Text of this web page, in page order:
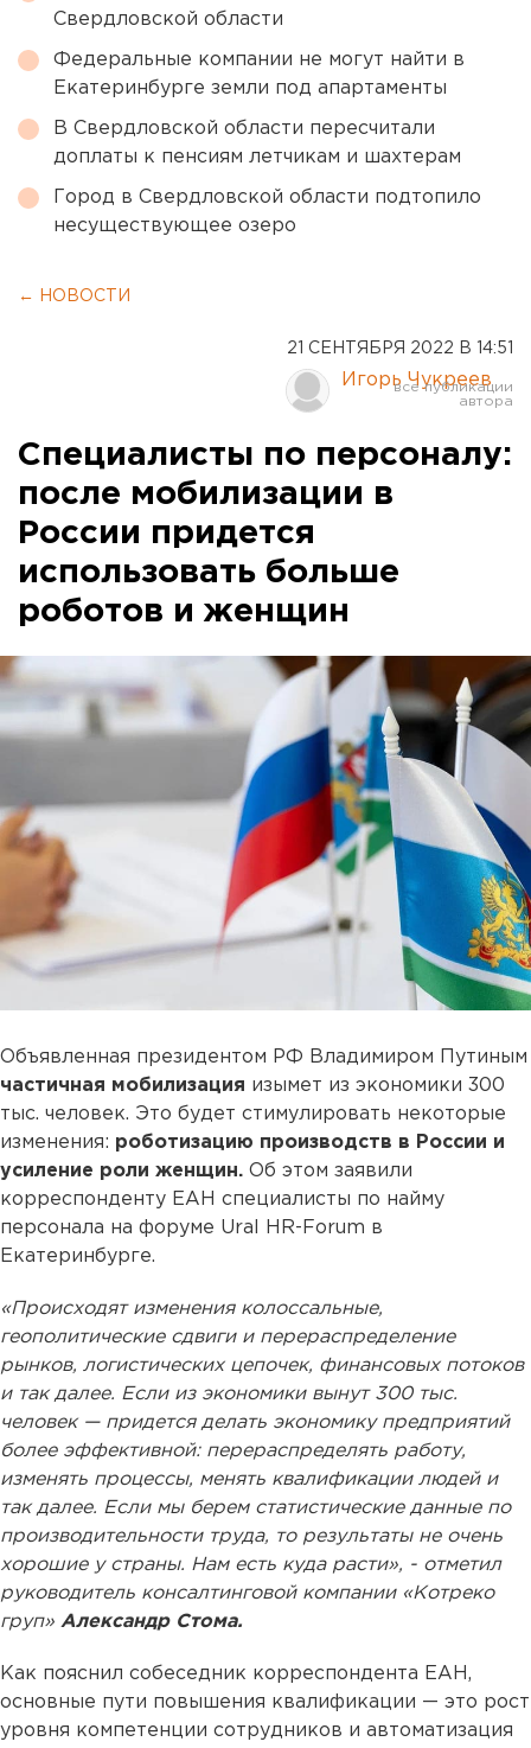
Свердловской области
Федеральные компании не могут найти в
Екатеринбурге земли под апартаменты
В Свердловской области пересчитали
доплаты к пенсиям летчикам и шахтерам
Город в Свердловской области подтопило
несуществующее озеро
← НОВОСТИ
21 СЕНТЯБРЯ 2022 В 14:51
Игорь Чукреев
Специалисты по персоналу:
после мобилизации в
России придется
использовать больше
роботов и женщин
Объявленная президентом РФ Владимиром Путиным
частичная мобилизация изымет из экономики 300
тыс. человек. Это будет стимулировать некоторые
изменения: роботизацию производств в России и
усиление роли женщин. Об этом заявили
корреспонденту ЕАН специалисты по найму
персонала на форуме Ural HR-Forum в
Екатеринбурге.
«Происходят изменения колоссальные,
геополитические сдвиги и перераспределение
рынков, логистических цепочек, финансовых потоков
и так далее. Если из экономики вынут 300 тыс.
человек — придется делать экономику предприятий
более эффективной: перераспределять работу,
изменять процессы, менять квалификации людей и
так далее. Если мы берем статистические данные по
производительности труда, то результаты не очень
хорошие у страны. Нам есть куда расти», - отметил
руководитель консалтинговой компании «Котреко
груп» Александр Стома.
Как пояснил собеседник корреспондента ЕАН,
основные пути повышения квалификации — это рост
уровня компетенции сотрудников и автоматизация